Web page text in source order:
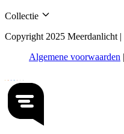
Collectie
Copyright 2025 Meerdanlicht |
Algemene voorwaarden